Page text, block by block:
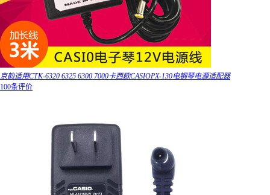
京韵适用CTK-6320 6325 6300 7000卡西欧CASIOPX-130电钢琴电源适配器
100条评价